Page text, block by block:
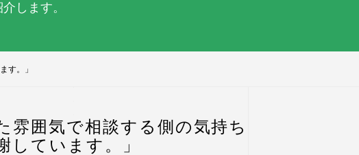
します。
す。」
雰囲気で相談する側の気持ち
しています。」